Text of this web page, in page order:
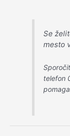
Se
mesto
telefon